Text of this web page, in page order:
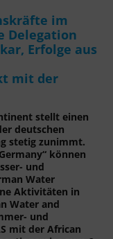
im
Delegation
Erfolge aus
mit der
stellt einen
deutschen
stetig zunimmt.
können
und
Water
Aktivitäten in
Water and
und
mit der African